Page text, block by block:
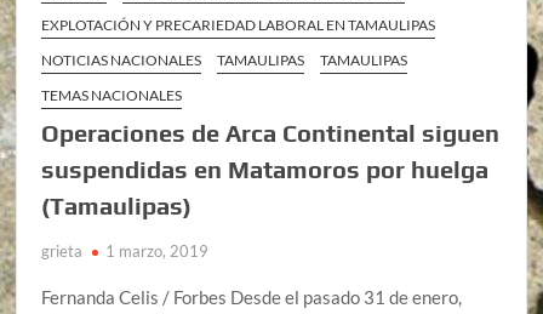
EXPLOTACIÓN Y PRECARIEDAD LABORAL EN TAMAULIPAS
NOTICIAS NACIONALES
TAMAULIPAS
TAMAULIPAS
TEMAS NACIONALES
Operaciones de Arca Continental siguen
suspendidas en Matamoros por huelga
(Tamaulipas)
grieta 1 marzo, 2019
Fernanda Celis / Forbes Desde el pasado 31 de enero,